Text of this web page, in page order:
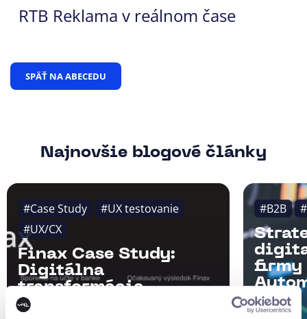
RTB Reklama v reálnom čase
SPÄŤ NA ABECEDU
Najnovšie blogové články
#Case Study
#UX testovanie
#UX/CX
Finax Case Study:
Digitálna
transformácia
investičnej platformy
#B2B
firmy
AI.